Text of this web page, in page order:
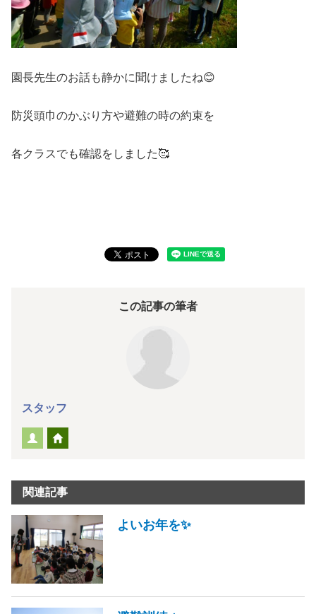
園長先生のお話も静かに聞けましたね😊
防災頭巾のかぶり方や避難の時の約束を
各クラスでも確認をしました🥰
この記事の筆者
スタッフ
関連記事
よいお年を✨